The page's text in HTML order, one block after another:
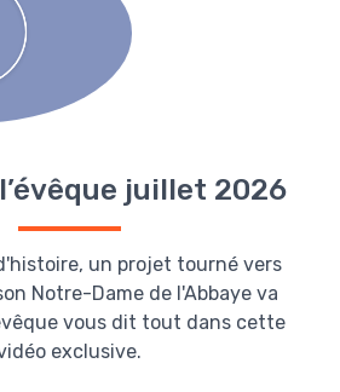
juillet 2026
un projet tourné vers
Notre-Dame de l'Abbaye va
vous dit tout dans cette
exclusive.